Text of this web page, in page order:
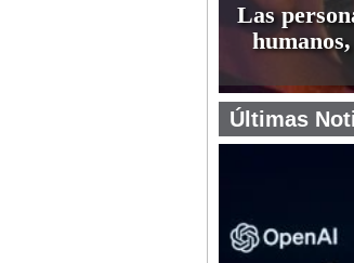
Las
Últimas